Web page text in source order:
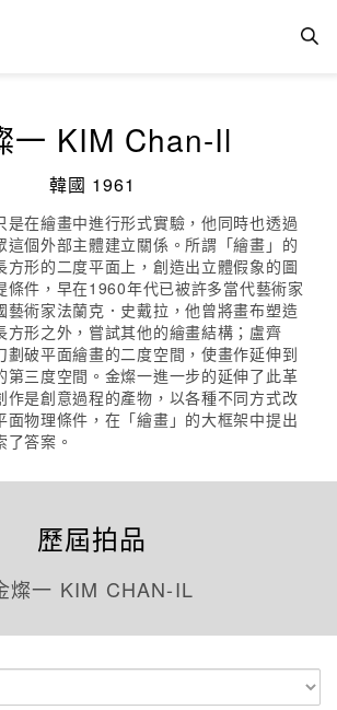
一 KIM Chan-Il
韓國 1961
是在繪畫中進行形式實驗，他同時也透過
這個外部主體建立關係。所謂「繪畫」的
方形的二度平面上，創造出立體假象的圖
條件，早在1960年代已被許多當代藝術家
藝術家法蘭克．史戴拉，他曾將畫布塑造
方形之外，嘗試其他的繪畫結構；盧齊
劃破平面繪畫的二度空間，使畫作延伸到
第三度空間。金燦一進一步的延伸了此革
作是創意過程的產物，以各種不同方式改
面物理條件，在「繪畫」的大框架中提出
答案。
歷屆拍品
燦一 KIM CHAN-IL